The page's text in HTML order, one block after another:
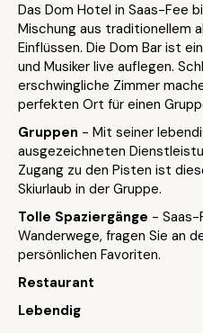
Das Dom Hotel in Saas-Fee
Mischung aus traditionellem
Einflüssen. Die Dom Bar ist
und Musiker live auflegen.
erschwingliche Zimmer
perfekten Ort für einen
Gruppen - Mit seiner
ausgezeichneten
Zugang zu den Pisten ist
Skiurlaub in der Gruppe.
Tolle Spaziergänge - Saas-
Wanderwege, fragen Sie an
persönlichen Favoriten.
Restaurant
Lebendig